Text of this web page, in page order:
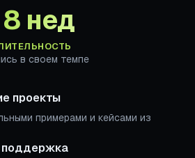
8 нед
в своем темпе
проекты
примерами и кейсами из
поддержка